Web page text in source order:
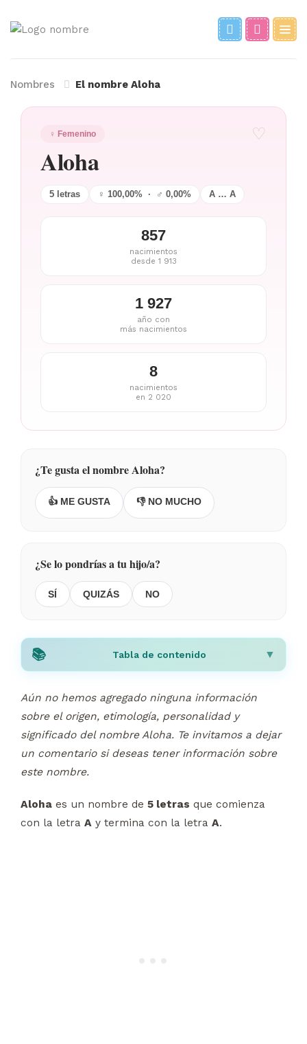
Nombres El nombre Aloha
♀ Femenino ♡
Aloha
5 letras ♀ 100,00% · ♂ 0,00% A … A
857
nacimientos
desde 1 913
1 927
año con
más nacimientos
8
nacimientos
en 2 020
¿Te gusta el nombre Aloha?
👍 ME GUSTA 👎 NO MUCHO
¿Se lo pondrías a tu hijo/a?
SÍ QUIZÁS NO
Tabla de contenido
Aún no hemos agregado ninguna información
sobre el origen, etimología, personalidad y
significado del nombre Aloha. Te invitamos a dejar
un comentario si deseas tener información sobre
este nombre.
Aloha es un nombre de 5 letras que comienza
con la letra A y termina con la letra A.